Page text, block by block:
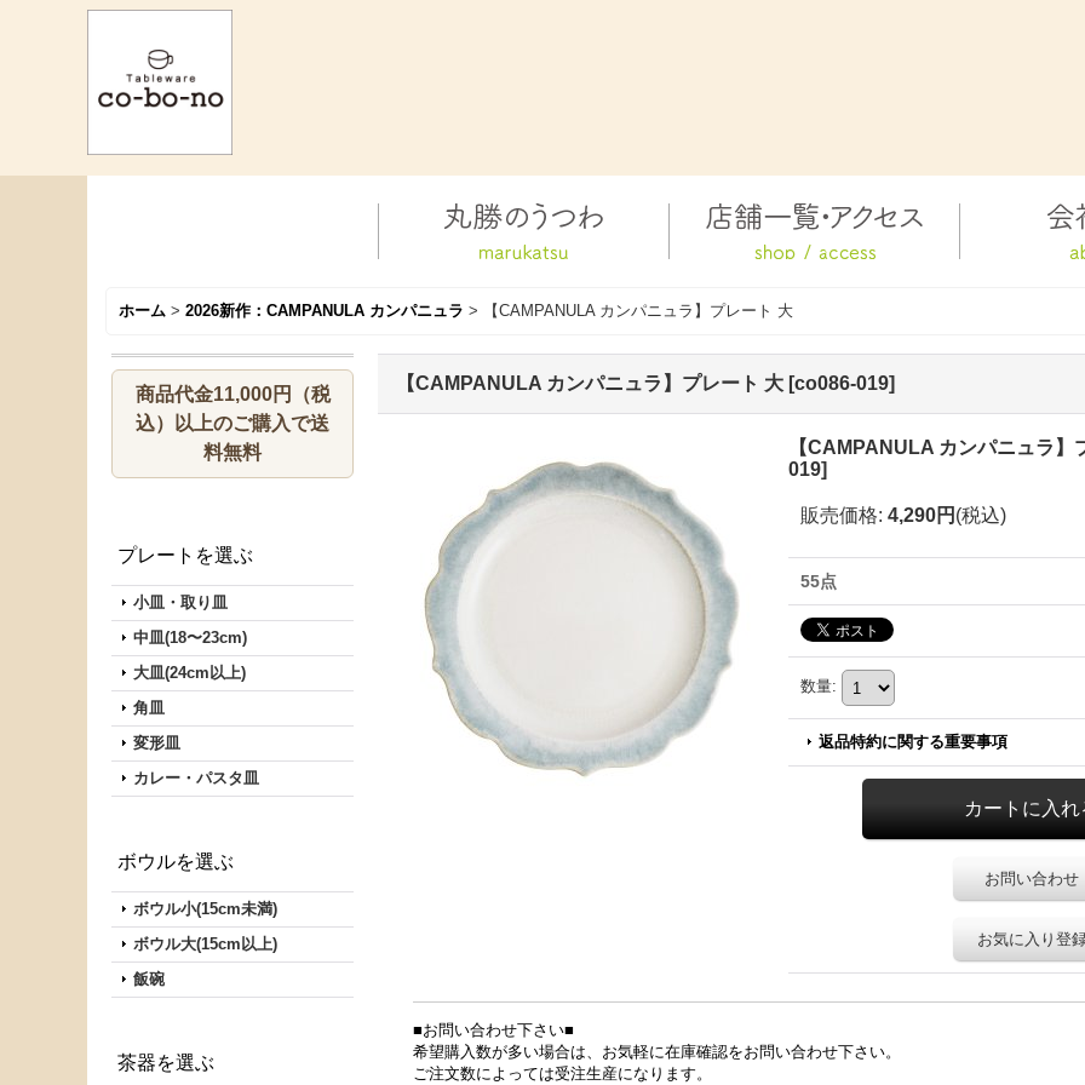
ホーム > 2026新作：CAMPANULA カンパニュラ > 【CAMPANULA カンパニュラ】プレート 大
商品代金11,000円（税
込）以上のご購入で送
料無料
プレートを選ぶ
小皿・取り皿
中皿(18〜23cm)
大皿(24cm以上)
角皿
変形皿
カレー・パスタ皿
ボウルを選ぶ
ボウル小(15cm未満)
ボウル大(15cm以上)
飯碗
茶器を選ぶ
【CAMPANULA カンパニュラ】プレート 大 [co086-019]
【CAMPANULA カンパニュラ】
019]
販売価格: 4,290円 (税込)
55点
数量:
返品特約に関する重要事項
お問い合わせ
お気に入り登
■お問い合わせ下さい■
希望購入数が多い場合は、お気軽に在庫確認をお問い合わせ下さい。
ご注文数によっては受注生産になります。